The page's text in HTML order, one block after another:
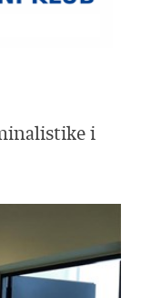
i